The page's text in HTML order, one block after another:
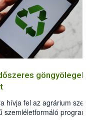
göngyölegek
hívja fel az agrárium
program
megtisztított
visszagyűjtése és